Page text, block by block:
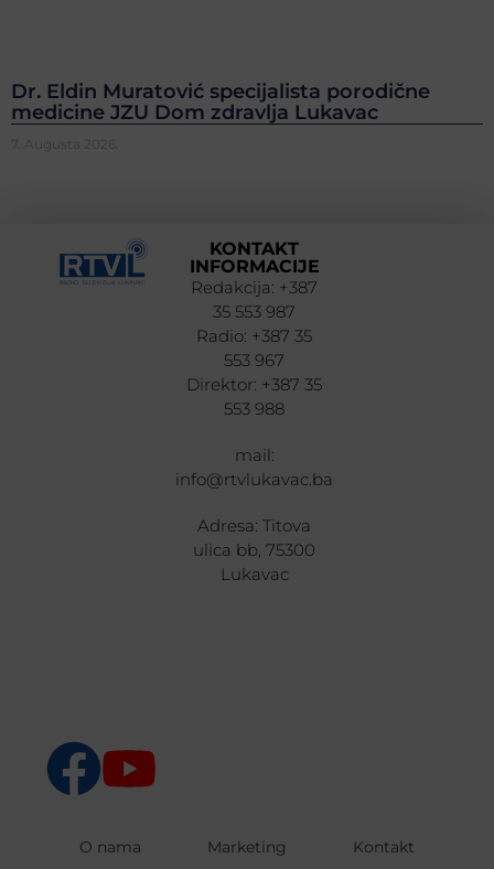
Dr. Eldin Muratović specijalista porodične
medicine JZU Dom zdravlja Lukavac
7. Augusta 2026.
KONTAKT
INFORMACIJE
Redakcija: +387
35 553 987
Radio: +387 35
553 967
Direktor: +387 35
553 988
mail:
info@rtvlukavac.ba
Adresa: Titova
ulica bb, 75300
Lukavac
O nama Marketing Kontakt